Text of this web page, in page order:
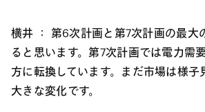
横井 ：
第6次計画と第7次計画の最大
ると思います。第7次計画では電力需
方に転換しています。まだ市場は様子
大きな変化です。